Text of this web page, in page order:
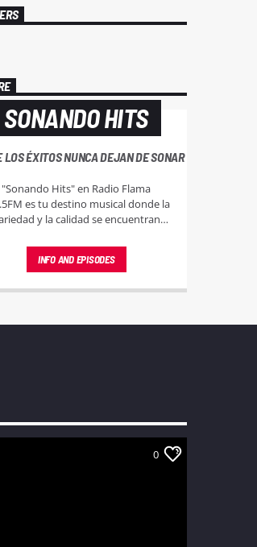
SONANDO HITS
LOS ÉXITOS NUNCA DEJAN DE SONAR
"Sonando Hits" en Radio Flama
es tu destino musical donde la
y la calidad se encuentran
éxitos tras éxitos, abarcando todos
INFO AND EPISODES
0